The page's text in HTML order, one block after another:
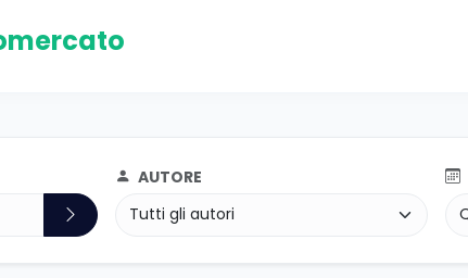
AUTORE